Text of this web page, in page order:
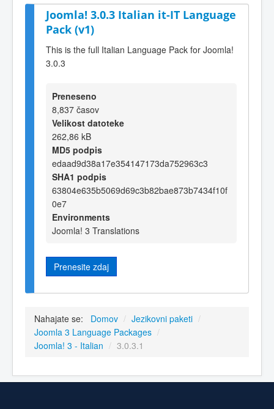
Joomla! 3.0.3 Italian it-IT Language
Pack (v1)
This is the full Italian Language Pack for Joomla!
3.0.3
Preneseno
8,837 časov
Velikost datoteke
262,86 kB
MD5 podpis
edaad9d38a17e354147173da752963c3
SHA1 podpis
63804e635b5069d69c3b82bae873b7434f10f
0e7
Environments
Joomla! 3 Translations
Prenesite zdaj
Nahajate se: Domov / Jezikovni paketi /
Joomla 3 Language Packages /
Joomla! 3 - Italian / 3.0.3.1